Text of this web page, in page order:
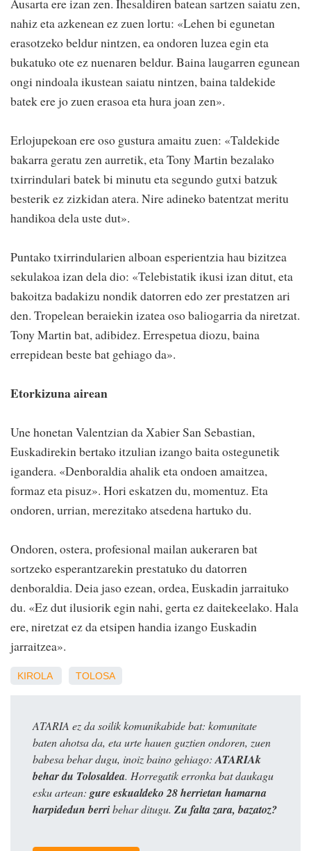
nahiz eta azkenean ez zuen lortu: «Lehen bi egunetan
erasotzeko beldur nintzen, ea ondoren luzea egin eta
bukatuko ote ez nuenaren beldur. Baina laugarren egunean
ongi nindoala ikustean saiatu nintzen, baina taldekide
batek ere jo zuen erasoa eta hura joan zen».
Erlojupekoan ere oso gustura amaitu zuen: «Taldekide
bakarra geratu zen aurretik, eta Tony Martin bezalako
txirrindulari batek bi minutu eta segundo gutxi batzuk
besterik ez zizkidan atera. Nire adineko batentzat meritu
handikoa dela uste dut».
Puntako txirrindularien alboan esperientzia hau bizitzea
sekulakoa izan dela dio: «Telebistatik ikusi izan ditut, eta
bakoitza badakizu nondik datorren edo zer prestatzen ari
den. Tropelean beraiekin izatea oso baliogarria da niretzat.
Tony Martin bat, adibidez. Errespetua diozu, baina
errepidean beste bat gehiago da».
Etorkizuna airean
Une honetan Valentzian da Xabier San Sebastian,
Euskadirekin bertako itzulian izango baita ostegunetik
igandera. «Denboraldia ahalik eta ondoen amaitzea,
formaz eta pisuz». Hori eskatzen du, momentuz. Eta
ondoren, urrian, merezitako atsedena hartuko du.
Ondoren, ostera, profesional mailan aukeraren bat
sortzeko esperantzarekin prestatuko du datorren
denboraldia. Deia jaso ezean, ordea, Euskadin jarraituko
du. «Ez dut ilusiorik egin nahi, gerta ez daitekeelako. Hala
ere, niretzat ez da etsipen handia izango Euskadin
jarraitzea».
KIROLA TOLOSA
ATARIA ez da soilik komunikabide bat: komunitate
baten ahotsa da, eta urte hauen guztien ondoren, zuen
babesa behar dugu, inoiz baino gehiago:ATARIAk
behar du Tolosaldea. Horregatik erronka bat daukagu
esku artean: gure eskualdeko 28 herrietan hamarna
harpidedun berribehar ditugu. Zu falta zara, bazatoz?